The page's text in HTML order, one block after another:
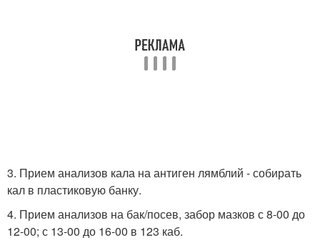
3. Прием анализов кала на антиген лямблий - собирать
кал в пластиковую банку.
4. Прием анализов на бак/посев, забор мазков с 8-00 до
12-00; с 13-00 до 16-00 в 123 каб.